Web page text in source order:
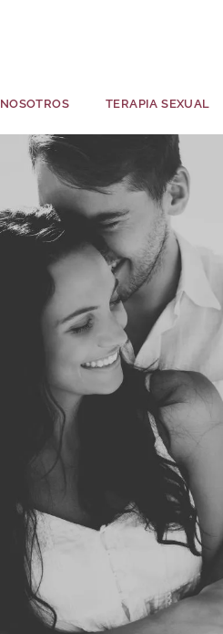
NOSOTROS TERAPIA SEXUAL